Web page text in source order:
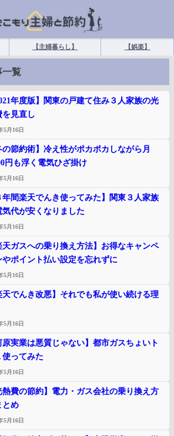
【主婦暮らし】 【娯楽】
一覧
年度版】関東の戸建て住み３人家族の光
を見直し
5月16日
の節約術】冷え性がポカポカしながら月
円も浮く電気ひざ掛け
5月16日
年間楽天でんき使ってみた】関東３人家族
気代が安くなりました
5月16日
天ガスへの乗り換え方法】お得なキャンペ
やポイント払い設定を忘れずに
5月16日
天でんき改悪】それでも私が使い続ける理
5月16日
原実業は悪質じゃない】都市ガスちょいト
使ってみた
5月16日
熱費の節約】電力・ガス会社の乗り換え方
とめ
5月16日